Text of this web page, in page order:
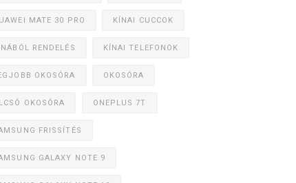
MATE 30 PRO KÍNAI CUCCOK
RENDELÉS KÍNAI TELEFONOK
OKOSÓRA OKOSÓRA
OKOSÓRA ONEPLUS 7T
FRISSÍTÉS
GALAXY NOTE 9